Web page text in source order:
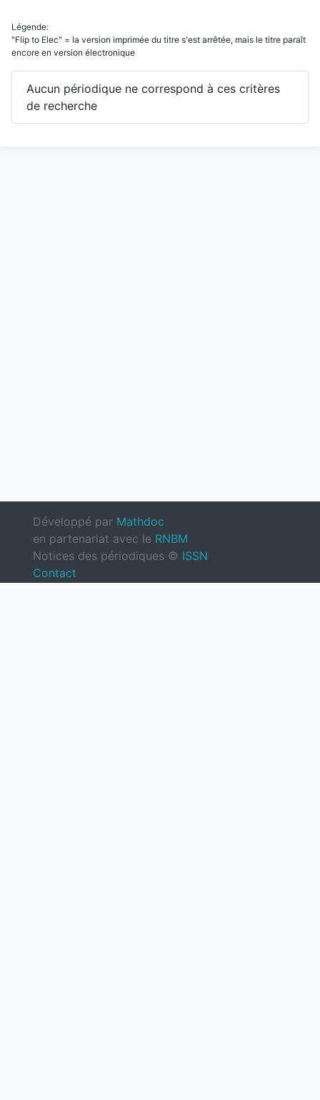
Légende:
"Flip to Elec" = la version imprimée du titre s'est arrêtée, mais le titre paraît
encore en version électronique
Aucun périodique ne correspond à ces critères
de recherche
Développé par Mathdoc
en partenariat avec le RNBM
Notices des périodiques © ISSN
Contact